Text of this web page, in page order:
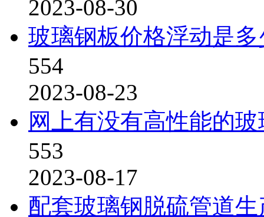
2023-08-30
玻璃钢板价格浮动是多
554
2023-08-23
网上有没有高性能的
553
2023-08-17
配套玻璃钢脱硫管道